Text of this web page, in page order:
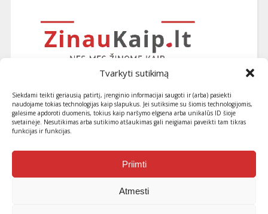
Tvarkyti sutikimą
Siekdami teikti geriausią patirtį, įrenginio informacijai saugoti ir (arba) pasiekti
naudojame tokias technologijas kaip slapukus. Jei sutiksime su šiomis technologijomis,
galėsime apdoroti duomenis, tokius kaip naršymo elgsena arba unikalūs ID šioje
svetainėje. Nesutikimas arba sutikimo atšaukimas gali neigiamai paveikti tam tikras
funkcijas ir funkcijas.
Priimti
Atmesti
Užsiprenumeruokite naujausius
straipsnius ir patarimus